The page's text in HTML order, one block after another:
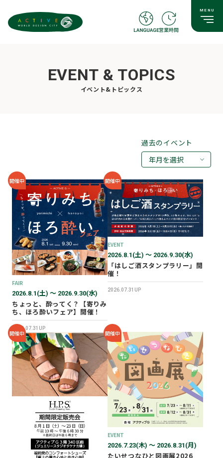
EVENT & TOPICS
イベント&トピックス
過去のイベント
年月を選択
2026年07月
2026年05月
2026年03月
2026年02月
2025年11月
開催中
FAIR
2026.8.1(土) 〜 2026.9.30(水)
ちょっと、酔ってく？【寄りみ
ち、ほろ酔いフェア】開催！
2026.07.31UP
開催中
EVENT
2026.8.1(土) 〜 2026.9.30(水)
「はしご酒スタンプラリー」開
催！
2026.07.31UP
開催中 開催中
EVENT
2026.7.23(木) 〜 2026.8.31(月)
たいせつなひと図画展2026